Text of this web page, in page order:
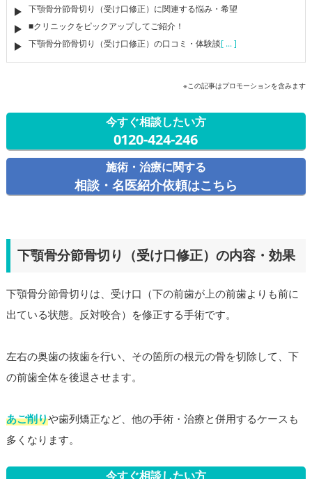
下顎骨分節骨切り（受け口修正）に関連する悩み・希望
■クリニックをピックアップしてご紹介！
下顎骨分節骨切り（受け口修正）の口コミ・体験談[ ... ]
※この記事はプロモーションを含みます
今すぐ相談したい方
0120-424-246
施術・治療に関する
相談・名医紹介依頼はこちら
下顎骨分節骨切り（受け口修正）の内容・効果
下顎骨分節骨切りは、受け口（下の前歯が上の前歯よりも前に
出ている状態。反対咬合）を修正する手術です。
左右の奥歯の抜歯を行い、その箇所の根元の骨を切除して、下
の前歯全体を後退させます。
あご削りや歯列矯正など、他の手術・治療と併用するケースも
多くなります。
今すぐ相談したい方